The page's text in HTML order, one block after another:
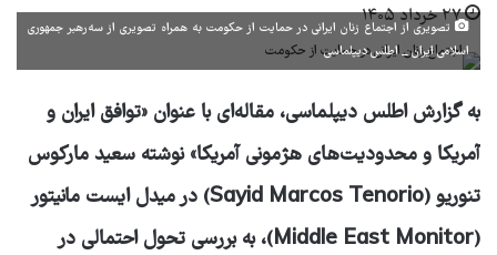
۲۷ خرداد ۱۴۰۵تصویری از اجتماع زنان ایرانی در حمایت از حکومت به همراه تصویری از سه‌رهبر جمهوری
اسلامی ایران _ اطلس دیپلماسی
به گزارش اطلس دیپلماسی، مقاله‌ای با عنوان «توافق ایران و
آمریکا و محدودیت‌های هژمونی آمریکا» نوشته سعید مارکوس
تنوریو (Sayid Marcos Tenorio) در میدل ایست مانیتور
(Middle East Monitor)، به بررسی تحول احتمالی در